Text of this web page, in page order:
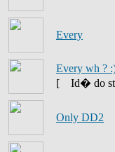
Every
Every wh ?
[
Id� do
Only DD2